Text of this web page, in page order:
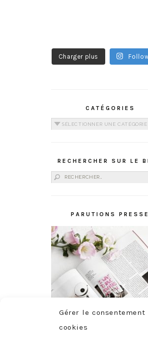
Gérer le consentement
cookies
Charger plus
CATÉGORIES
Catégories
RECHERCHER SUR LE
Rechercher :
PARUTIONS PRESSE